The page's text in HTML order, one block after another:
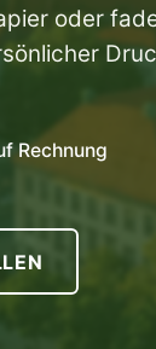
oder
Rechnung